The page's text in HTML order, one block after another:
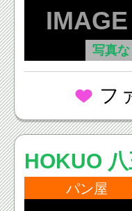
写真な
フ
HOKUO
パン屋